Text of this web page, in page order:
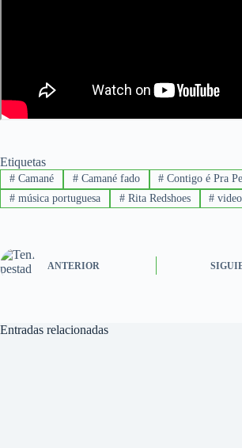
Etiquetas
#Camané #Camané fado # Contigo é Pra
#música portuguesa #Rita Redshoes #
ANTERIOR
Entradas relacionadas